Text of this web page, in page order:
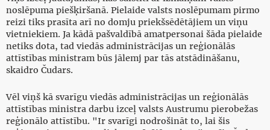
noslēpuma piešķiršanā. Pielaide valsts noslēpumam pirmo
reizi tiks prasīta arī no domju priekšsēdētājiem un viņu
vietniekiem. Ja kādā pašvaldībā amatpersonai šāda pielaide
netiks dota, tad viedās administrācijas un reģionālās
attīstības ministram būs jālemj par tās atstādināšanu,
skaidro Čudars.
Vēl viņš kā svarīgu viedās administrācijas un reģionālās
attīstības ministra darbu izceļ valsts Austrumu pierobežas
reģionālo attīstību. "Ir svarīgi nodrošināt to, lai šis